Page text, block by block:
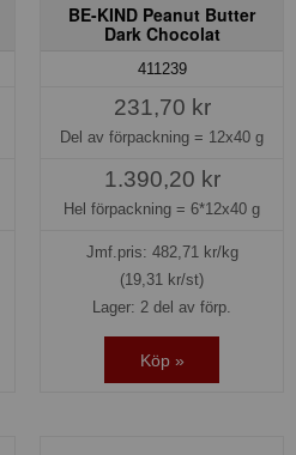
BE-KIND Peanut Butter
Dark Chocolat
411239
231,70 kr
Del av förpackning = 12x40 g
1.390,20 kr
Hel förpackning = 6*12x40 g
Jmf.pris: 482,71kr/kg
(19,31 kr/st)
Lager: 2 del av förp.
Köp »